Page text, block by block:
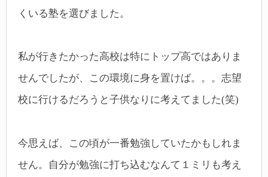
くいる塾を選びました。
私が行きたかった高校は特にトップ高ではありま
せんでしたが、この環境に身を置けば。。。志望
校に行けるだろうと子供なりに考えてました(笑)
今思えば、この頃が一番勉強していたかもしれま
せん。自分が勉強に打ち込むなんて１ミリも考え